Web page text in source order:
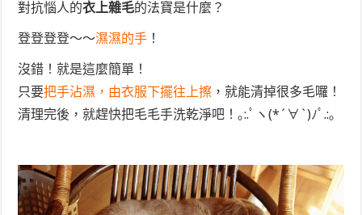
對抗惱人的衣上雜毛的法寶是什麼？
登登登登～～濕濕的手 ！
沒錯！就是這麼簡單！
只要把手沾濕，由衣服下擺往上擦 ，就能清掉很多毛囉！
清理完後，就趕快把毛毛手洗乾淨吧！｡:.ﾟヽ(*´∀`)ﾉﾟ.:｡